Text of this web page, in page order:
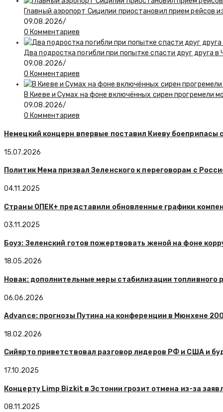
Главный аэропорт Сицилии приостановил прием рейсов
09.08.2026/
0 Комментариев
Два подростка погибли при попытке спасти друг друга в
09.08.2026/
0 Комментариев
В Киеве и Сумах на фоне включённых сирен прогремели
09.08.2026/
0 Комментариев
Немецкий концерн впервые поставил Киеву боеприпасы
15.07.2026
Политик Мема призвал Зеленского к переговорам с
04.11.2025
Страны ОПЕК+ представили обновленные графики
03.11.2025
Боуз: Зеленский готов пожертвовать женой на фоне
18.05.2026
Новак: дополнительные меры стабилизации
06.06.2026
Advance: прогнозы Путина на конференции в Мюнхене
18.02.2026
Сийярто приветствовал разговор лидеров РФ и США и
17.10.2025
Концерту Limp Bizkit в Эстонии грозит отмена из-за
08.11.2025